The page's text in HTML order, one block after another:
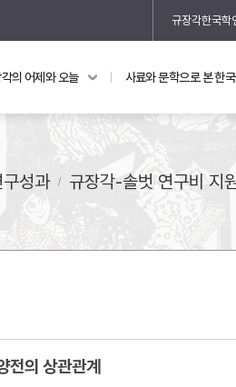
규장각한국학
의궤와 지리지
지리지 이야기
의 어제와 오늘 사료와 문학으로 본 한
구성과 규장각-솔벗 연구비 지
전의 상관관계